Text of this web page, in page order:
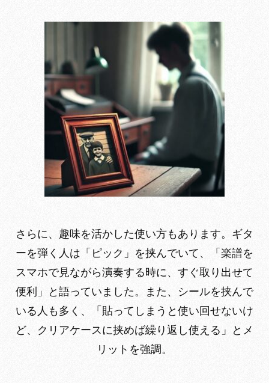
さらに、趣味を活かした使い方もあります。ギタ
ーを弾く人は「ピック」を挟んでいて、「楽譜を
スマホで見ながら演奏する時に、すぐ取り出せて
便利」と語っていました。また、シールを挟んで
いる人も多く、「貼ってしまうと使い回せないけ
ど、クリアケースに挟めば繰り返し使える」とメ
リットを強調。